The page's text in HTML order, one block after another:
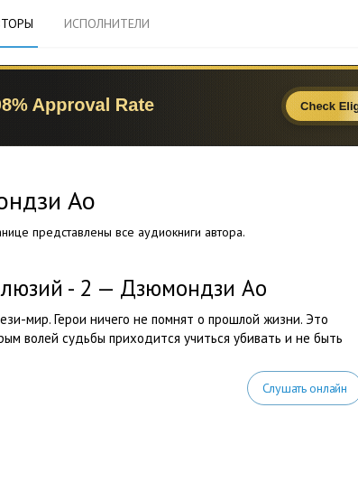
ИСПОЛНИТЕЛИ
Ао
представлены все аудиокниги автора.
- 2 — Дзюмондзи Ао
мир. Герои ничего не помнят о прошлой жизни. Это
волей судьбы приходится учиться убивать и не быть
Слушать онлайн